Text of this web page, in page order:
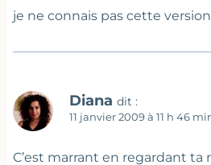
je ne connais pas cette
Diana dit :
11 janvier 2009 à 11 h 46
C’est marrant en regardant ta